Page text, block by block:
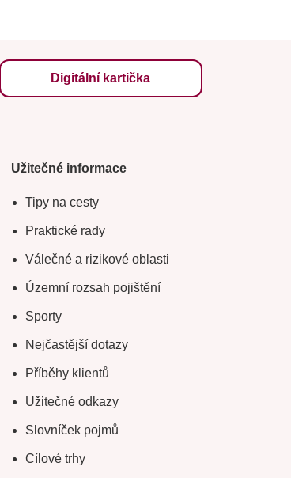
Digitální kartička
Užitečné informace
Tipy na cesty
Praktické rady
Válečné a rizikové oblasti
Územní rozsah pojištění
Sporty
Nejčastější dotazy
Příběhy klientů
Užitečné odkazy
Slovníček pojmů
Cílové trhy